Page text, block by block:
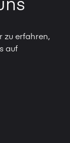
zu erfahren,
auf